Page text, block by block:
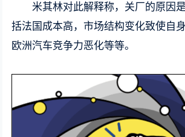
米其林对此解释称，关厂的原因
括法国成本高，市场结构变化致使自
欧洲汽车竞争力恶化等等。